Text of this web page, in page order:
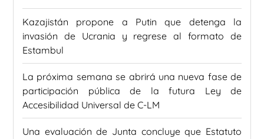
Kazajistán propone a Putin que detenga la
invasión de Ucrania y regrese al formato de
Estambul
La próxima semana se abrirá una nueva fase de
participación pública de la futura Ley de
Accesibilidad Universal de C-LM
Una evaluación de Junta concluye que Estatuto